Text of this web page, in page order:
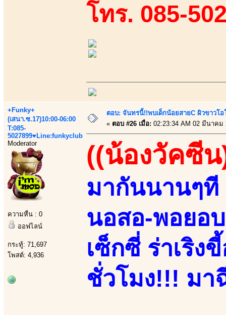
โทร. 085-
+Funky+
(เสนา.ซ.17)10:00-06:00
T:085-
5027899♥Line:funkyclub
Moderator
ความหื่น : 0
ออฟไลน์
กระทู้: 71,697
โพสต์: 4,936
ตอบ: จันทรนี้!!พบเด็กน้อยสายC ผิวขาวโ
« ตอบ #26 เมื่อ: 02:23:34 AM 02 มีนาคม
((น้องวัคซี
มากันนานๆที
นอสอ-พอยอ
เซ็กซี่ ร่าเริ
ชั่วโมง!!! มา